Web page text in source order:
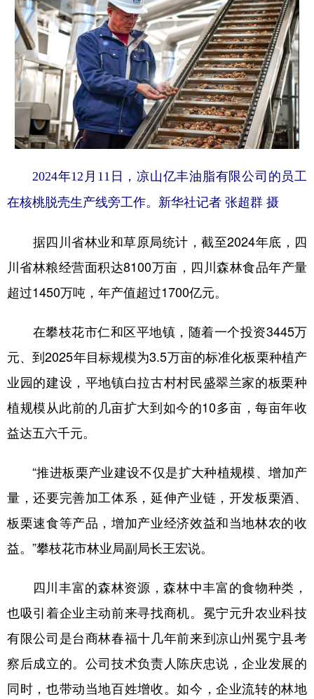
2024年12月11日，凉山亿丰油脂有限公司的员工
在核桃脱壳生产线旁工作。新华社记者 张超群 摄
据四川省林业和草原局统计，截至2024年底，四
川省林粮经营面积达8100万亩，四川森林食品年产量
超过1450万吨，年产值超过1700亿元。
在攀枝花市仁和区平地镇，随着一个投资3445万
元、到2025年目标规模为3.5万亩的标准化板栗种植产
业园的建设，平地镇白拉古村村民盛翠兰家的板栗种
植规模从此前的几亩扩大到如今的10多亩，每亩年收
益达五六千元。
“推进板栗产业建设不仅是扩大种植规模、增加产
量，还要完善加工体系，延伸产业链，开发板栗酒、
板栗速食等产品，增加产业经济效益和当地林农的收
益。”攀枝花市林业局副局长王宏说。
四川丰富的森林资源，森林中丰富的食物种类，
也吸引着企业主动前来寻找商机。冕宁元升农业科技
有限公司是台商林春福十几年前来到凉山州冕宁县考
察后成立的。公司技术负责人陈庆忠说，企业发展的
同时，也带动当地百姓增收。如今，企业流转的林地